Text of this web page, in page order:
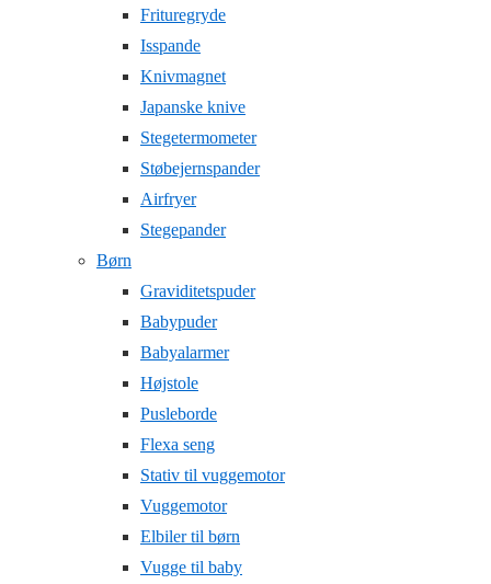
Frituregryde
Isspande
Knivmagnet
Japanske knive
Stegetermometer
Støbejernspander
Airfryer
Stegepander
Børn
Graviditetspuder
Babypuder
Babyalarmer
Højstole
Pusleborde
Flexa seng
Stativ til vuggemotor
Vuggemotor
Elbiler til børn
Vugge til baby